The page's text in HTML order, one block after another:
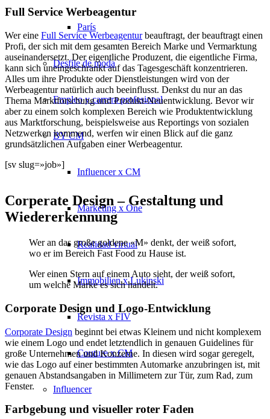
París
Desfile de moda
Empleo y carrera profesional
BY CM
Influencer x CM
Marketing x One
Realidad virtual
Immobilien x Lukinski
Revista x FIV
Couture x CM
Influencer
Full Service Werbeagentur
Wer eine Full Service Werbeagenturbeauftragt, der beauftragt einen
Profi, der sich mit dem gesamten Bereich Marke und Vermarktung
auseinandersetzt. Der eigentliche Produzent, die eigentliche Firma,
kann sich uneingeschränkt auf das Tagesgeschäft konzentrieren.
Alles um ihre Produkte oder Dienstleistungen wird von der
Werbeagentur natürlich auch beeinflusst. Denkst du nur an das
Thema Marktforschung und Produkt-Neuentwicklung. Bevor wir
aber zu einem solch komplexen Bereich wie Produktentwicklung
aus Marktforschung, beispielsweise aus Reportings von sozialen
Netzwerken kommend, werfen wir einen Blick auf die ganz
grundsätzlichen Aufgaben einer Werbeagentur.
[sv slug=»job»]
Corperate Design – Gestaltung und
Wiedererkennung
Wer an das große goldene «M» denkt, der weiß sofort,
wo er im Bereich Fast Food zu Hause ist.
Wer einen Stern auf einem Auto sieht, der weiß sofort,
um welche Marke es sich handelt.
Corporate Design und Logo-Entwicklung
Corporate Design beginnt bei etwas Kleinem und nicht komplexem
wie einem Logo und endet letztendlich in genauen Guidelines für
große Unternehmen und Konzerne. In diesen wird sogar geregelt,
wie das Logo auf einer bestimmten Automarke anzubringen ist, mit
genauen Abstandsangaben in Millimetern zur Tür, zum Rad, zum
Fenster.
Farbgebung und visueller roter Faden